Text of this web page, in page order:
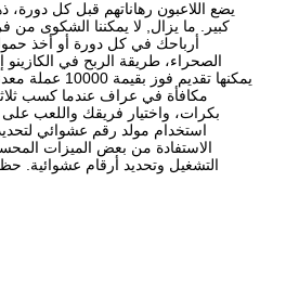
يضع اللاعبون رهاناتهم قبل كل
كبير. ما يزال, لا يمكننا الشكوى
أرباحك في كل دورة أو أخذ
الصحراء، طريقة الربح في الكازينو
يمكنها تقديم
مكافأة في عراف عندما كسب
بكرات، واختيار فريقك واللعب
استخدام مولد رقم عشوائي
الاستفادة من بعض الميزات
التشغيل وتحديد أرقام عشوائية.